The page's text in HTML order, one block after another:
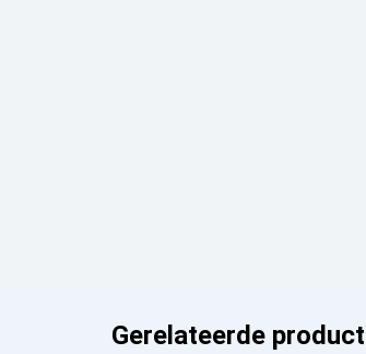
Gerelateerde